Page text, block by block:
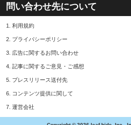
問い合わせ先について
1. 利用規約
2. プライバシーポリシー
3. 広告に関するお問い合わせ
4. 記事に関するご意見・ご感想
5. プレスリリース送付先
6. コンテンツ提供に関して
7. 運営会社